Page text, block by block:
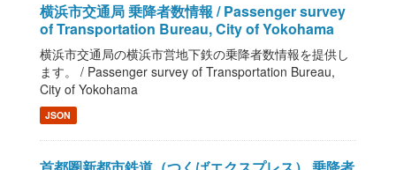
横浜市交通局 乗降者数情報 / Passenger survey
of Transportation Bureau, City of Yokohama
横浜市交通局の横浜市営地下鉄の乗降者数情報を提供し
ます。 / Passenger survey of Transportation Bureau,
City of Yokohama
JSON